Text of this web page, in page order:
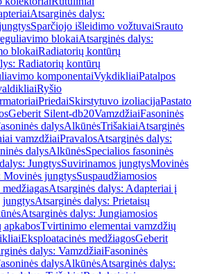
Atsarginės dalys:
Sparčiojo išleidimo vožtuvaiSrauto
blokaiAtsarginės dalys:
blokaiRadiatorių kontūrų
Radiatorių kontūrų
komponentaiVykdikliaiPatalpos
Ryšio
PriedaiSkirstytuvo izoliacijaPastato
Geberit Silent-db20VamzdžiaiFasoninės
dalysAlkūnėsTrišakiaiAtsarginės
vamzdžiaiPravalosAtsarginės dalys:
dalysAlkūnėsSpecialios fasoninės
JungtysSuvirinamos jungtysMovinės
Movinės jungtysSuspaudžiamosios
Atsarginės dalys: Adapteriai į
jungtysAtsarginės dalys: Prietaisų
Atsarginės dalys: Jungiamosios
apkabosTvirtinimo elementai vamzdžių
Eksploatacinės medžiagosGeberit
dalys: VamzdžiaiFasoninės
dalysAlkūnėsAtsarginės dalys: